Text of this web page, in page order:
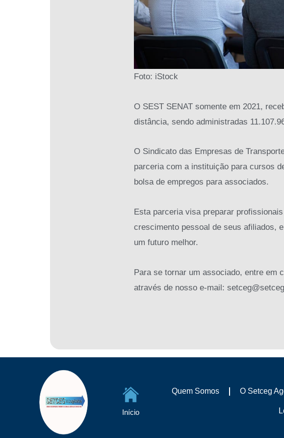
Foto: iStock
O SEST SENAT somente em 2021,
distância, sendo administradas
O Sindicato das Empresas de
parceria com a instituição para cursos
bolsa de empregos para associados.
Esta parceria visa preparar
crescimento pessoal de seus afiliados,
um futuro melhor.
Para se tornar um associado, entre em
através de nosso e-mail:
Início
Quem Somos O Setceg